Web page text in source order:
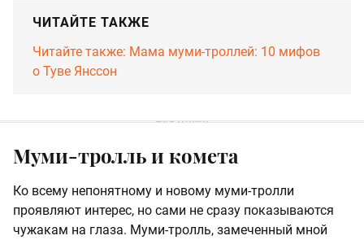
ЧИТАЙТЕ ТАКЖЕ
Читайте также: Мама муми-троллей: 10 мифов
о Туве Янссон
Муми-тролль и комета
Ко всему непонятному и новому муми-тролли
проявляют интерес, но сами не сразу показываются
чужакам на глаза. Муми-тролль, замеченный мной